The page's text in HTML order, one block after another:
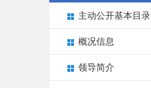
主动公开基本目录
概况信息
领导简介